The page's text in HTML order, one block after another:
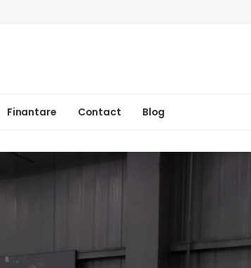
Finantare Contact Blog